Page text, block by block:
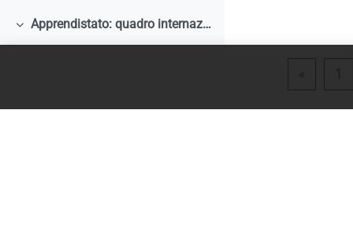
Colapsar
Apprendistato: quadro internazionale e comparato